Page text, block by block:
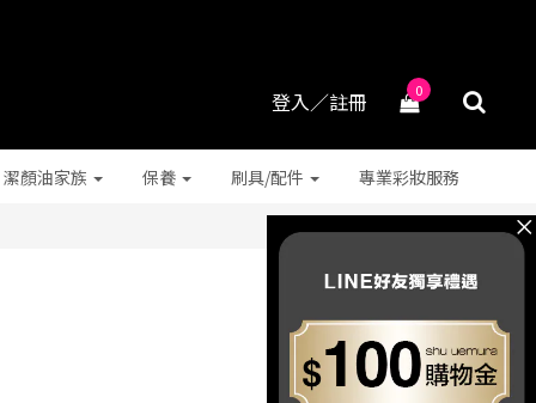
登入／註冊 0
潔顏油家族 保養 刷具/配件 專業彩妝服務